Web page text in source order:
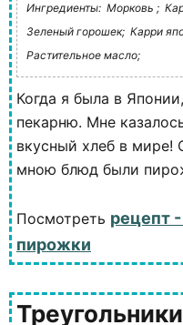
Ингредиенты: Морковь ;
Зеленый горошек; Карри
Растительное масло;
Когда я была в
пекарню. Мне
вкусный хлеб в
мною блюд были
Посмотреть рецепт
пирожки